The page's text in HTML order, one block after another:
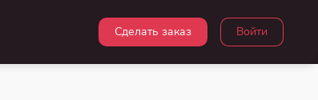
Войти
Сделать заказ